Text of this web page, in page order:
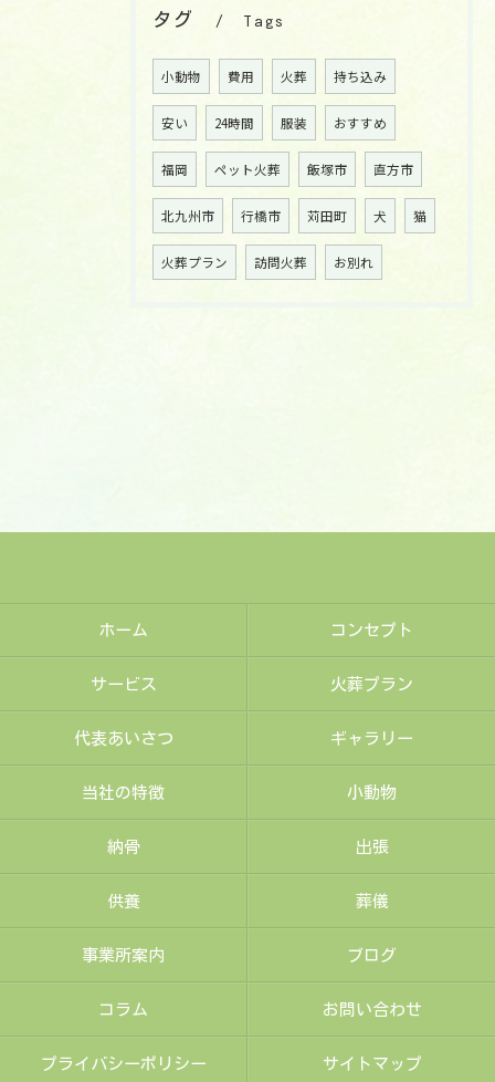
タグ Tags
小動物 費用 火葬 持ち込み
安い 24時間 服装 おすすめ
福岡 ペット火葬 飯塚市 直方市
北九州市 行橋市 苅田町 犬 猫
火葬プラン 訪問火葬 お別れ
ホーム コンセプト
サービス 火葬プラン
代表あいさつ ギャラリー
当社の特徴 小動物
納骨 出張
供養 葬儀
事業所案内 ブログ
コラム お問い合わせ
プライバシーポリシー サイトマップ